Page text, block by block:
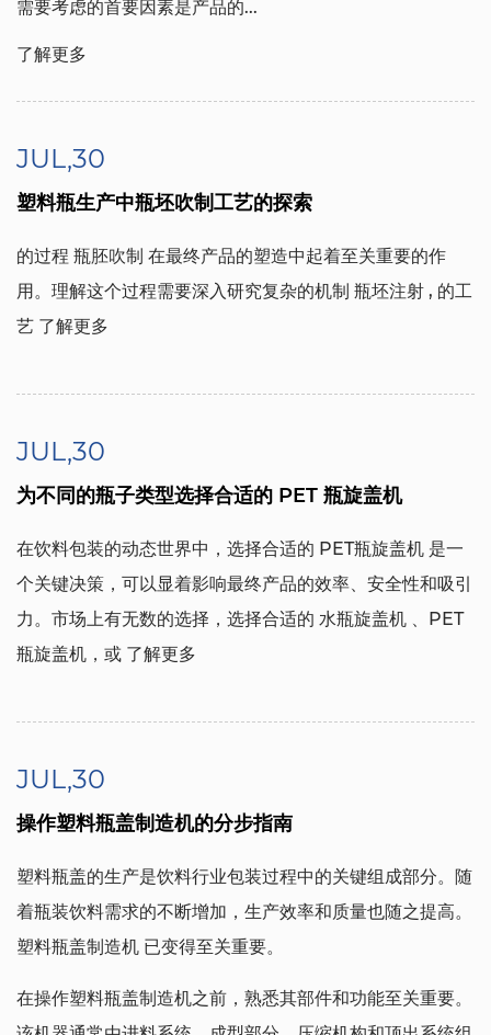
需要考虑的首要因素是产品的...
了解更多
JUL,30
塑料瓶生产中瓶坯吹制工艺的探索
的过程 瓶胚吹制 在最终产品的塑造中起着至关重要的作
用。理解这个过程需要深入研究复杂的机制 瓶坯注射 , 的工
艺 了解更多
JUL,30
为不同的瓶子类型选择合适的 PET 瓶旋盖机
在饮料包装的动态世界中，选择合适的 PET瓶旋盖机 是一
个关键决策，可以显着影响最终产品的效率、安全性和吸引
力。市场上有无数的选择，选择合适的 水瓶旋盖机 、PET
瓶旋盖机，或 了解更多
JUL,30
操作塑料瓶盖制造机的分步指南
塑料瓶盖的生产是饮料行业包装过程中的关键组成部分。随
着瓶装饮料需求的不断增加，生产效率和质量也随之提高。
塑料瓶盖制造机 已变得至关重要。
在操作塑料瓶盖制造机之前，熟悉其部件和功能至关重要。